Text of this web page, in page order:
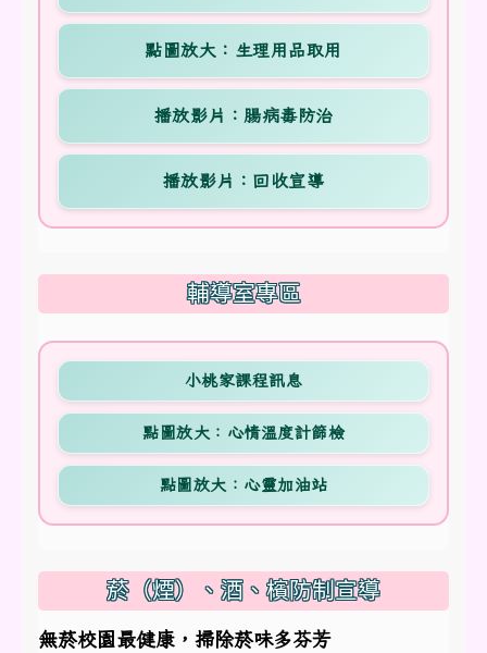
點圖放大：生理用品取用
播放影片：腸病毒防治
播放影片：回收宣導
輔導室專區
小桃家課程訊息
點圖放大：心情溫度計篩檢
點圖放大：心靈加油站
菸（煙）、酒、檳防制宣導
無菸校園最健康，掃除菸味多芬芳